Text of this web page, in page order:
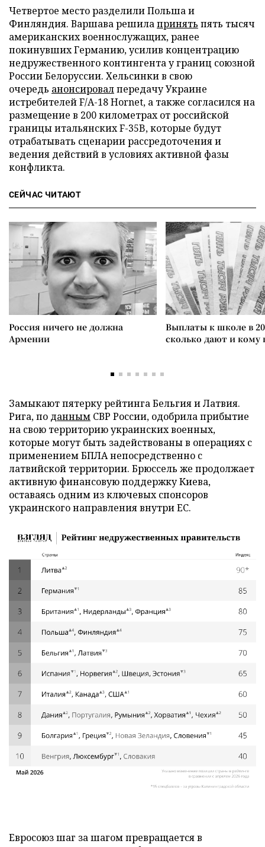
Четвертое место разделили Польша и
Финляндия. Варшава решилапринять пять тысяч
американских военнослужащих, ранее
покинувших Германию, усилив концентрацию
недружественного контингента у границ союзной
России Белоруссии. Хельсинки в свою
очередь анонсировалпередачу Украине
истребителей F/A-18 Hornet, а также согласился на
размещение в 200 километрах от российской
границы итальянских F-35B, которые будут
отрабатывать сценарии рассредоточения и
ведения действий в условиях активной фазы
конфликта.
СЕЙЧАС ЧИТАЮТ
Россия ничего не должна
Армении
Выплаты к школе в
сколько дают и
Замыкают пятерку рейтинга Бельгия и Латвия.
Рига, по данным СВР России, одобрила прибытие
на свою территорию украинских военных,
которые могут быть задействованы в операциях с
применением БПЛА непосредственно с
латвийской территории. Брюссель же продолжает
активную финансовую поддержку Киева,
оставаясь одним из ключевых спонсоров
украинского направления внутри ЕС.
Евросоюз шаг за шагом превращается в